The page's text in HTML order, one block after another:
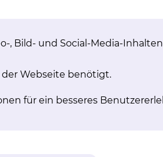
Hierzu zählen
bei Belastung und als
der Betroffenen kann mit
sich sogar verformen.
, Bild- und Social-Media-
Webseite benötigt.
für ein besseres